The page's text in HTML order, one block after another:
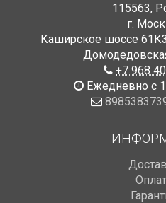
115563,
г.
Каширское шоссе
+7 968
Ежедневно с